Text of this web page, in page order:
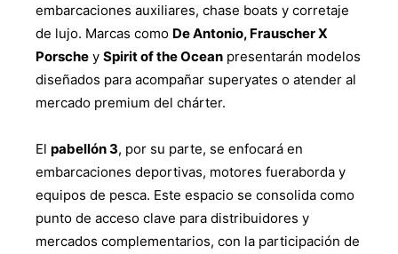
embarcaciones auxiliares, chase boats y corretaje
de lujo. Marcas como De Antonio, Frauscher X
Porsche y Spirit of the Ocean presentarán modelos
diseñados para acompañar superyates o atender al
mercado premium del chárter.
El pabellón 3, por su parte, se enfocará en
embarcaciones deportivas, motores fueraborda y
equipos de pesca. Este espacio se consolida como
punto de acceso clave para distribuidores y
mercados complementarios, con la participación de